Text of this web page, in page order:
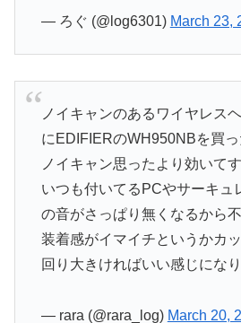
— ろぐ (@log6301) March 23,
ノイキャンのあるワイヤレス
にEDIFIERのWH950NBを買っ
ノイキャン思ったより効いて
いつも付いてるPCやサーキュ
の音がさっぱり無くなるから
装着感がイマイチというかカ
回り大きければいい感じにな
— rara (@rara_log) March 20,